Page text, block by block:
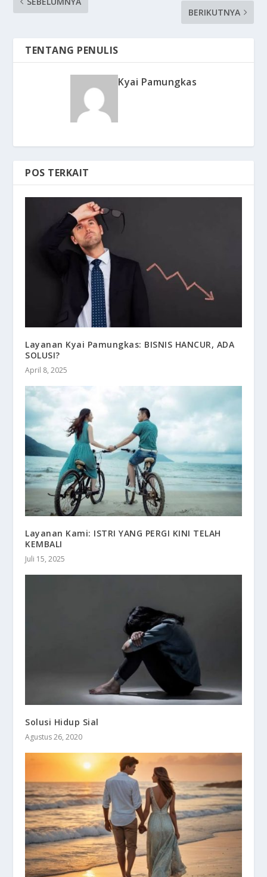
BERIKUTNYA
TENTANG PENULIS
Kyai Pamungkas
POS TERKAIT
Layanan Kyai Pamungkas: BISNIS HANCUR, ADA
SOLUSI?
April 8, 2025
Layanan Kami: ISTRI YANG PERGI KINI TELAH
KEMBALI
Juli 15, 2025
Solusi Hidup Sial
Agustus 26, 2020